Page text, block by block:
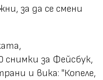
за да се смени
за Фейсбук,
и вика: "Копeле,